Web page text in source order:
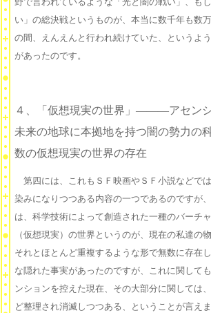
い」の総決戦というものが、本当に数千年も数
の間、えんえんと行われ続けていた、というよ
があったのです。
４、「仮想現実の世界」———アセン
未来の地球に本拠地を持つ闇の勢力の
数の仮想現実の世界の存在
第四には、これもＳＦ映画やＳＦ小説などで
染みになりつつある内容の一つであるのですが
は、科学技術によって創造された一種のバーチ
（仮想現実）の世界というのが、現在の私達の
それとほとんど重複するような形で無数に存在
な隠れた事実があったのですが、これに関して
ンションを控えた現在、その大部分に関しては
ど整理され消滅しつつある、ということが言えま